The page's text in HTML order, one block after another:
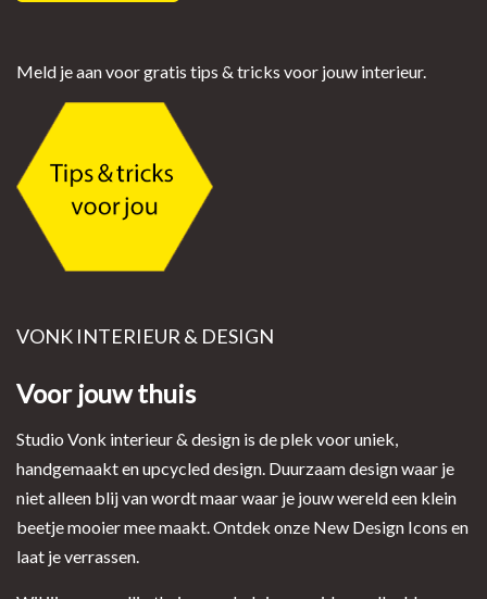
Meld je aan voor gratis tips & tricks voor jouw interieur.
VONK INTERIEUR & DESIGN
Voor jouw thuis
Studio Vonk interieur & design is de plek voor uniek,
handgemaakt en upcycled design. Duurzaam design waar je
niet alleen blij van wordt maar waar je jouw wereld een klein
beetje mooier mee maakt. Ontdek onze New Design Icons en
laat je verrassen.